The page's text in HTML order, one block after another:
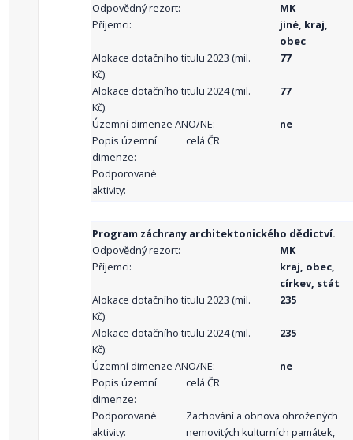
Odpovědný rezort:
MK
Příjemci:
jiné, kraj,
obec
Alokace dotačního titulu 2023 (mil.
Kč):
77
Alokace dotačního titulu 2024 (mil.
Kč):
77
Územní dimenze ANO/NE:
ne
Popis územní
dimenze:
celá ČR
Podporované
aktivity:
Program záchrany architektonického dědictví.
Odpovědný rezort:
MK
Příjemci:
kraj, obec,
církev, stát
Alokace dotačního titulu 2023 (mil.
Kč):
235
Alokace dotačního titulu 2024 (mil.
Kč):
235
Územní dimenze ANO/NE:
ne
Popis územní
dimenze:
celá ČR
Podporované
aktivity:
Zachování a obnova ohrožených
nemovitých kulturních památek,